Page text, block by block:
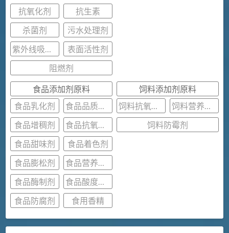
抗氧化剂
抗生素
杀菌剂
污水处理剂
紫外线吸收剂
表面活性剂
阻燃剂
食品添加剂原料
食品乳化剂
食品品质改良剂
食品增稠剂
食品抗氧化剂
食品甜味剂
食品着色剂
食品膨松剂
食品营养强化剂
食品酶制剂
食品酸度调节剂
食品防腐剂
食用香精
饲料添加剂原料
饲料抗氧化剂
饲料营养强化剂
饲料防霉剂